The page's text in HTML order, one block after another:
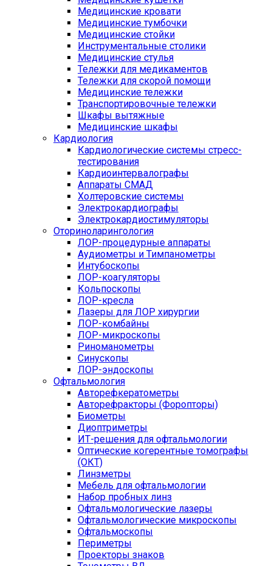
Медицинские кровати
Медицинские тумбочки
Медицинские стойки
Инструментальные столики
Медицинские стулья
Тележки для медикаментов
Тележки для скорой помощи
Медицинские тележки
Транспортировочные тележки
Шкафы вытяжные
Медицинские шкафы
Кардиология
Кардиологические системы стресс-
тестирования
Кардиоинтервалографы
Аппараты СМАД
Холтеровские системы
Электрокардиографы
Электрокардиостимуляторы
Оториноларингология
ЛОР-процедурные аппараты
Аудиометры и Тимпанометры
Интубоскопы
ЛОР-коагуляторы
Кольпоскопы
ЛОР-кресла
Лазеры для ЛОР хирургии
ЛОР-комбайны
ЛОР-микроскопы
Риноманометры
Синускопы
ЛОР-эндоскопы
Офтальмология
Авторефкератометры
Авторефракторы (Форопторы)
Биометры
Диоптриметры
ИТ-решения для офтальмологии
Оптические когерентные томографы
(ОКТ)
Линзметры
Мебель для офтальмологии
Набор пробных линз
Офтальмологические лазеры
Офтальмологические микроскопы
Офтальмоскопы
Периметры
Проекторы знаков